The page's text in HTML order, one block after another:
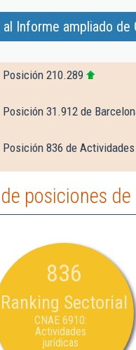
Informe ampliado de
Posición 210.289
Posición 31.912 de
Posición 836 de
posiciones
836
Ranking Sectorial
CNAE 6910:
Actividades
jurídicas